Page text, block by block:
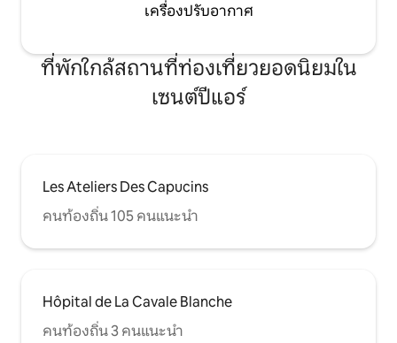
เครื่องปรับอากาศ
ที่พักใกล้สถานที่ท่องเที่ยวยอดนิยมใน
เซนต์ปีแอร์
Les Ateliers Des Capucins
คนท้องถิ่น 105 คนแนะนำ
Hôpital de La Cavale Blanche
คนท้องถิ่น 3 คนแนะนำ